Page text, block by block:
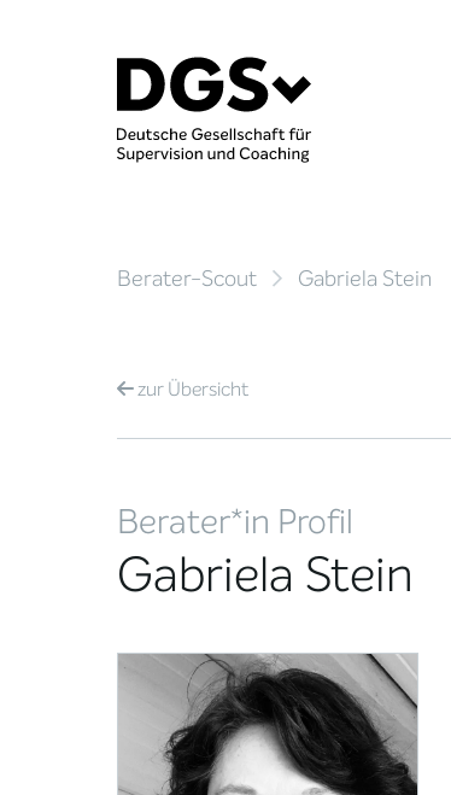
Berater-Scout Gabriela Stein
zurÜbersicht
Berater*in Profil
Gabriela Stein